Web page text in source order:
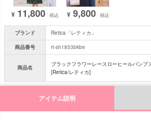
¥ 11,800 税込 ¥ 9,800 税込
ブランド
Retica「レティカ」
商品番号
rt-sh1853bkbe
商品名
ブラックフラワーレースローヒールパンプ
[Retica/レティカ]
アイテム説明